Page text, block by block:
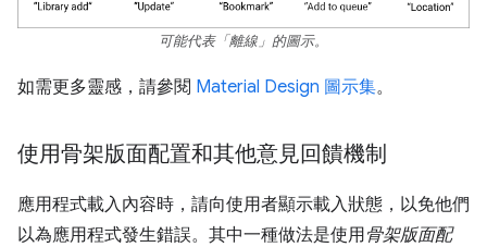
可能代表「離線」的圖示。
如需更多靈感，請參閱 Material Design 圖示集。
使用骨架版面配置和其他意見回饋機制
應用程式載入內容時，請向使用者顯示載入狀態，以免他們
以為應用程式發生錯誤。其中一種做法是使用骨架版面配